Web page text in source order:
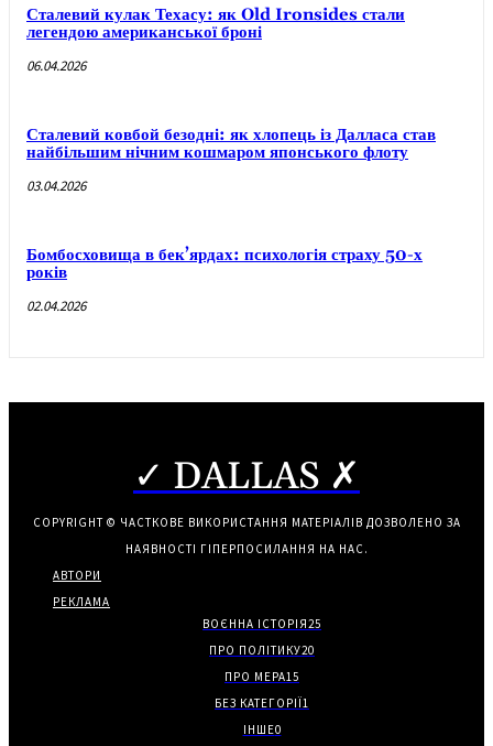
Сталевий кулак Техасу: як Old Ironsides стали
легендою американської броні
06.04.2026
Сталевий ковбой безодні: як хлопець із Далласа став
найбільшим нічним кошмаром японського флоту
03.04.2026
Бомбосховища в бек’ярдах: психологія страху 50-х
років
02.04.2026
✓ DALLAS ✗
COPYRIGHT © ЧАСТКОВЕ ВИКОРИСТАННЯ МАТЕРІАЛІВ ДОЗВОЛЕНО ЗА
НАЯВНОСТІ ГІПЕРПОСИЛАННЯ НА НАС.
АВТОРИ
РЕКЛАМА
ВОЄННА ІСТОРІЯ25
ПРО ПОЛІТИКУ20
ПРО МЕРА15
БЕЗ КАТЕГОРІЇ1
ІНШЕ0